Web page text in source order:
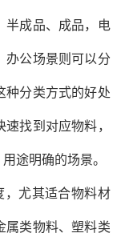
半成品、成品，电
办公场景则可以分
种分类方式的好处
找到对应物料，
途明确的场景。
，尤其适合物料材
属类物料、塑料类